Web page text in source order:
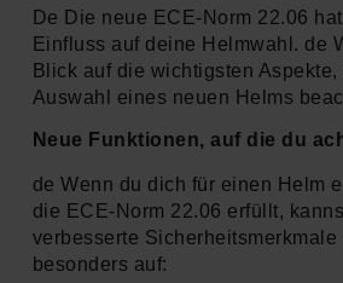
De Die neue ECE-Norm 22.06
Einfluss auf deine Helmwahl. de
Blick auf die wichtigsten
Auswahl eines neuen Helms
Neue Funktionen, auf die du
de Wenn du dich für einen Helm
die ECE-Norm 22.06 erfüllt,
verbesserte Sicherheitsmerkmale
besonders auf: